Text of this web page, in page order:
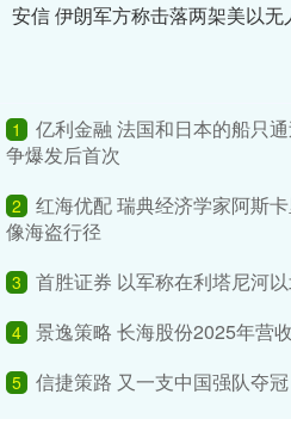
安信 伊朗军方称击落两架美以无
1
亿利金融 法国和日本的船只
争爆发后首次
2
红海优配 瑞典经济学家阿斯
像海盗行径
3 首胜证券 以军称在利塔尼河
4 景逸策略 长海股份2025年营
5 信捷策路 又一支中国强队夺